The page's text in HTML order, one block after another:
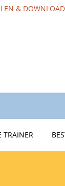
&
TRAINER